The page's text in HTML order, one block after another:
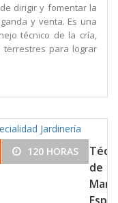
dirigir y fomentar la
y venta. Es una
técnico de la cría,
terrestres para lograr
120 HORAS
de